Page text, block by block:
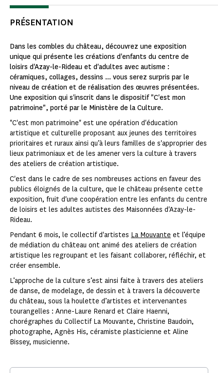
PRÉSENTATION
Dans les combles du château, découvrez une exposition
unique qui présente les créations d'enfants du centre de
loisirs d'Azay-le-Rideau et d'adultes avec autisme :
céramiques, collages, dessins ... vous serez surpris par le
niveau de création et de réalisation des œuvres présentées.
Une exposition qui s'inscrit dans le dispositif "C'est mon
patrimoine", porté par le Ministère de la Culture.
"C'est mon patrimoine" est une opération d'éducation
artistique et culturelle proposant aux jeunes des territoires
prioritaires et ruraux ainsi qu’à leurs familles de s'approprier des
lieux patrimoniaux et de les amener vers la culture à travers
des ateliers de création artistique.
C'est dans le cadre de ses nombreuses actions en faveur des
publics éloignés de la culture, que le château présente cette
exposition, fruit d'une coopération entre les enfants du centre
de loisirs et les adultes autistes des Maisonnées d'Azay-le-
Rideau.
Pendant 6 mois, le collectif d'artistes La Mouvante et l’équipe
de médiation du château ont animé des ateliers de création
artistique les regroupant et les faisant collaborer, réfléchir, et
créer ensemble.
L’approche de la culture s’est ainsi faite à travers des ateliers
de danse, de modelage, de dessin et à travers la découverte
du château, sous la houlette d’artistes et intervenantes
tourangelles : Anne-Laure Renard et Claire Haenni,
chorégraphes du Collectif La Mouvante, Christine Baudoin,
photographe, Agnès His, céramiste plasticienne et Aline
Bissey, musicienne.